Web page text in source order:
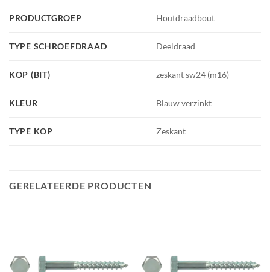
PRODUCTGROEP Houtdraadbout
TYPE SCHROEFDRAAD Deeldraad
KOP (BIT) zeskant sw24 (m16)
KLEUR Blauw verzinkt
TYPE KOP Zeskant
GERELATEERDE PRODUCTEN